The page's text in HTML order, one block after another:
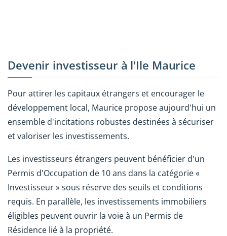
Devenir investisseur à l'Ile Maurice
Pour attirer les capitaux étrangers et encourager le
développement local, Maurice propose aujourd'hui un
ensemble d'incitations robustes destinées à sécuriser
et valoriser les investissements.
Les investisseurs étrangers peuvent bénéficier d'un
Permis d'Occupation de 10 ans dans la catégorie «
Investisseur » sous réserve des seuils et conditions
requis. En parallèle, les investissements immobiliers
éligibles peuvent ouvrir la voie à un Permis de
Résidence lié à la propriété.